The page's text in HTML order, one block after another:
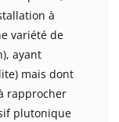
à
variété de
ayant
mais dont
rapprocher
plutonique